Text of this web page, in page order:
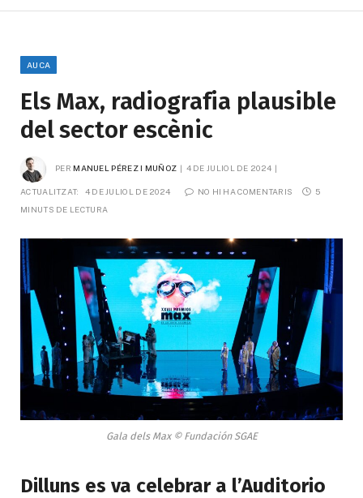
AUCA
Els Max, radiografia plausible
del sector escènic
PER MANUEL PÉREZ I MUÑOZ 4 DE JULIOL DE 2024
ACTUALITZAT: 4 DE JULIOL DE 2024 NO HI HA COMENTARIS
5
MINUTS DE LECTURA
Gala dels Max © Fundación SGAE
Dilluns es va celebrar a l’Auditorio